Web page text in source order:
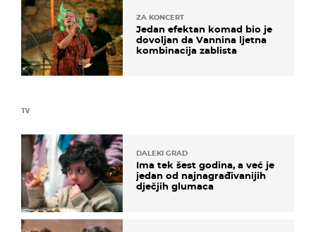
TV
DALEKI GRAD
Ima tek šest godina, a već je
jedan od najnagrađivanijih
dječjih glumaca
ZA KONCERT
Jedan efektan komad bio je
dovoljan da Vannina ljetna
kombinacija zablista